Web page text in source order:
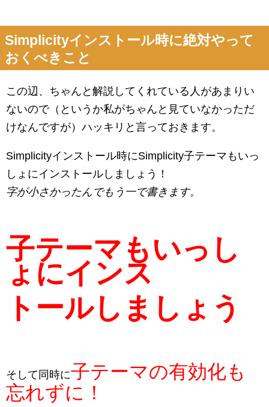
Simplicityインストール時に絶対やって
おくべきこと
この辺、ちゃんと解説してくれている人があまりい
ないので（というか私がちゃんと見ていなかっただ
けなんですが）ハッキリと言っておきます。
Simplicityインストール時にSimplicity子テーマもいっ
しょにインストールしましょう！
字が小さかったんでもう一で書きます。
子テーマもいっし
ょにインス
トールしましょう
そして同時に子テーマの有効化も
忘れずに！